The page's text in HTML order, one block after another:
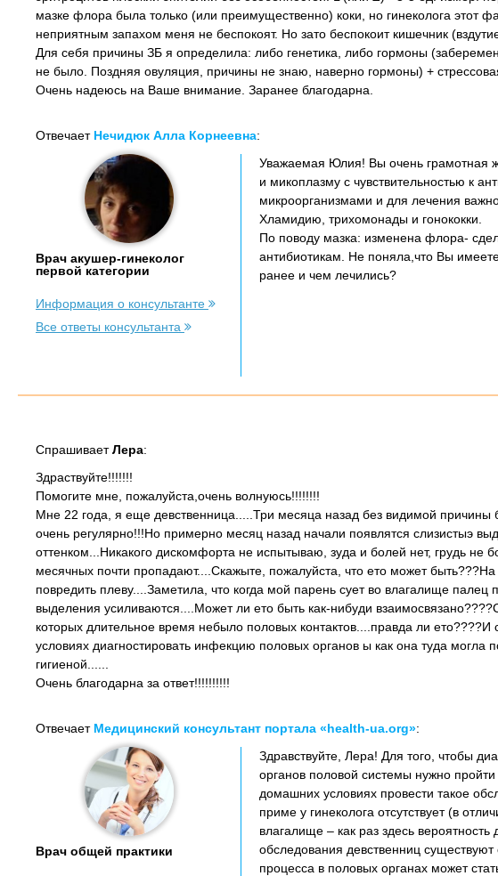
мазке флора была только (или преимущественно) коки, но гинеколога этот
неприятным запахом меня не беспокоят. Но зато беспокоит кишечник
Для себя причины ЗБ я определила: либо генетика, либо гормоны
не было. Поздняя овуляция, причины не знаю, наверно гормоны) +
Очень надеюсь на Ваше внимание. Заранее благодарна.
Отвечает Нечидюк Алла Корнеевна:
Врач акушер-гинеколог
первой категории
Информация о консультанте
Все ответы консультанта
Уважаемая Юлия! Вы очень грамотная
и микоплазму с чувствительностью к
микроорганизмами и для лечения
Хламидию, трихомонады и гонококки.
По поводу мазка: изменена флора-
антибиотикам. Не поняла,что Вы
ранее и чем лечились?
СпрашиваетЛера:
Здраствуйте!!!!!!!
Помогите мне, пожалуйста,очень волнуюсь!!!!!!!!
Мне 22 года, я еще девственница.....Три месяца назад без видимой причины
очень регулярно!!!Но примерно месяц назад начали появлятся слизистыэ
оттенком...Никакого дискомфорта не испытываю, зуда и болей нет, грудь
месячных почти пропадают....Скажыте, пожалуйста, что ето может
повредить плеву....Заметила, что когда мой парень сует во влагалище
выделения усиливаются....Может ли ето быть как-нибуди
которых длительное время небыло половых контактов....правда ли
условиях диагностировать инфекцию половых органов ы как она туда могла
гигиеной......
Очень благодарна за ответ!!!!!!!!!!
Отвечает Медицинский консультант портала «health-ua.org»:
Врач общей практики
Здравствуйте, Лера! Для того, чтобы
органов половой системы нужно
домашних условиях провести такое
приме у гинеколога отсутствует (в
влагалище – как раз здесь
обследования девственниц
процесса в половых органах может